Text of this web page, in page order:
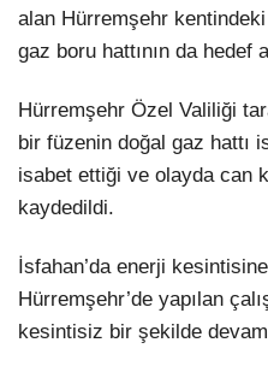
alan Hürremşehr
gaz boru hattının da hedef
Hürremşehr Özel Valiliği
bir füzenin doğal gaz hattı
isabet ettiği ve olayda can
kaydedildi.
İsfahan’da enerji
Hürremşehr’de yapılan
kesintisiz bir şekilde